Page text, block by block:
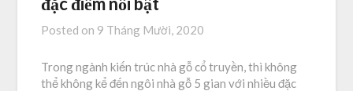
Posted on 9 Tháng Mười, 2020
Trong ngành kiến trúc nhà gỗ cổ truyền, thì không
thể không kể đến ngôi nhà gỗ 5 gian với nhiều đặc